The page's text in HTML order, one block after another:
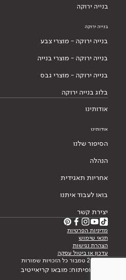
בנייה ירוקה
בנייה ירוקה
בנייה ירוקה - מוצרי צבע
בנייה ירוקה - מוצרי בנייה
בנייה ירוקה - מוצרי גבס
בלוג בנייה ירוקה
אודותינו
אודותינו
הסיפור שלנו
הנהלה
אחריות תאגידית
בואו לעבוד איתנו
יצירת קשר
מדיניות הפרטיות
תנאי שימוש
הצהרת נגישות
עדכון או ביטול עסקה
© 2026 טמבור כל הזכויות שמורות
עיצוב ופיתוח: מובאו קריאייטיב